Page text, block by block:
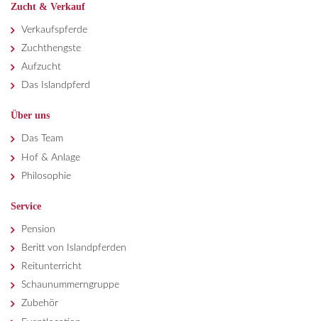
Zucht & Verkauf
Verkaufspferde
Zuchthengste
Aufzucht
Das Islandpferd
Über uns
Das Team
Hof & Anlage
Philosophie
Service
Pension
Beritt von Islandpferden
Reitunterricht
Schaunummerngruppe
Zubehör